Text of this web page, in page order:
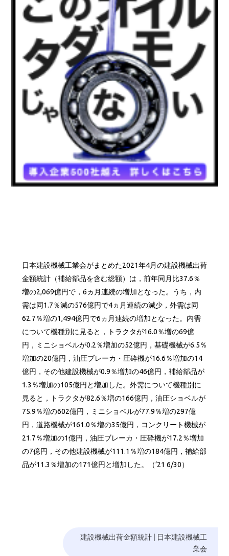
日本建設機械工業会がまとめた2021年4月の建設機械出荷
金額統計（補給部品を含む総額）は，前年同月比37.6％
増の2,069億円で，6ヵ月連続の増加となった。うち，内
需は同1.7％減の576億円で4ヵ月連続の減少，外需は同
62.7％増の1,494億円で6ヵ月連続の増加となった。内需
について機種別に見ると，トラクタが16.0％増の69億
円，ミニショベルが0.2％増加の52億円，基礎機械が6.5％
増加の20億円，油圧ブレーカ・圧砕機が16.6％増加の14
億円，その他建設機械が0.9％増加の46億円，補給部品が
1.3％増加の105億円と増加した。外需について機種別に
見ると，トラクタが82.6％増の166億円，油圧ショベルが
75.9％増の602億円，ミニショベルが77.9％増の297億
円，道路機械が161.0％増の35億円，コンクリート機械が
21.7％増加の1億円，油圧ブレーカ・圧砕機が17.2％増加
の7億円，その他建設機械が111.1％増の184億円，補給部
品が11.3％増加の171億円と増加した。（’21 6/30）
建設機械出荷金額統計|
日本建設機械工
業会